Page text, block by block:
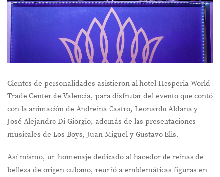
Cientos de personalidades asistieron al hotel Hesperia World
Trade Center de Valencia, para disfrutar del evento que contó
con la animación de Andreina Castro, Leonardo Aldana y
José Alejandro Di Giorgio, además de las presentaciones
musicales de Los Boys, Juan Miguel y Gustavo Elis.
Así mismo, un homenaje dedicado al hacedor de reinas de
belleza de origen cubano, reunió a emblemáticas figuras en